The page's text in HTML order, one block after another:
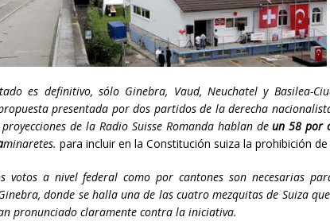
es definitivo, sólo Ginebra, Vaud, Neuchatel y Basilea-
presentada por dos partidos de la derecha
de la Radio Suisse Romanda hablan deun 58 por
minaretes. para incluir en la Constitución suiza la prohibición
a nivel federal como por cantones son necesarias
donde se halla una de las cuatro mezquitas de Suiza
pronunciado claramente contra la iniciativa.